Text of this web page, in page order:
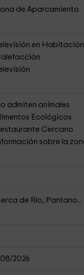
de Aparcamiento
en Habitación
admiten animales
Ecológicos
Cercano
sobre la
de Río, Pantano...
2026